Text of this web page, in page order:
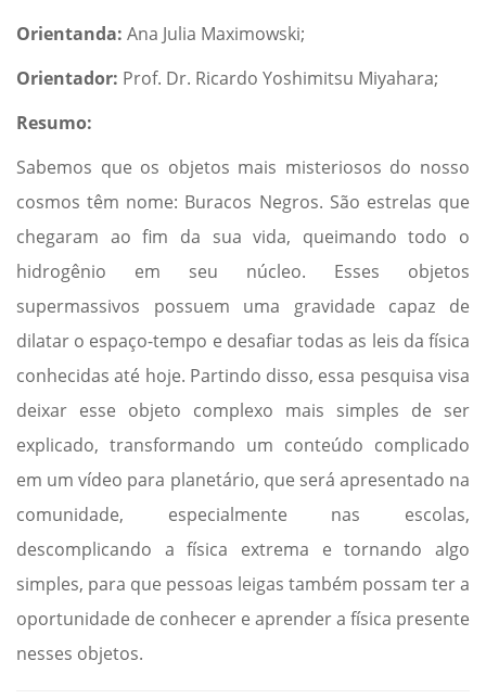
Orientanda: Ana Julia Maximowski;
Orientador: Prof. Dr. Ricardo Yoshimitsu Miyahara;
Resumo:
Sabemos que os objetos mais misteriosos do nosso
cosmos têm nome: Buracos Negros. São estrelas que
chegaram ao fim da sua vida, queimando todo o
hidrogênio em seu núcleo. Esses objetos
supermassivos possuem uma gravidade capaz de
dilatar o espaço-tempo e desafiar todas as leis da física
conhecidas até hoje. Partindo disso, essa pesquisa visa
deixar esse objeto complexo mais simples de ser
explicado, transformando um conteúdo complicado
em um vídeo para planetário, que será apresentado na
comunidade, especialmente nas escolas,
descomplicando a física extrema e tornando algo
simples, para que pessoas leigas também possam ter a
oportunidade de conhecer e aprender a física presente
nesses objetos.